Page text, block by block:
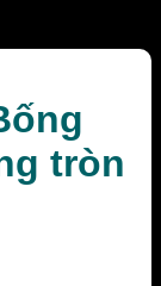
tròn